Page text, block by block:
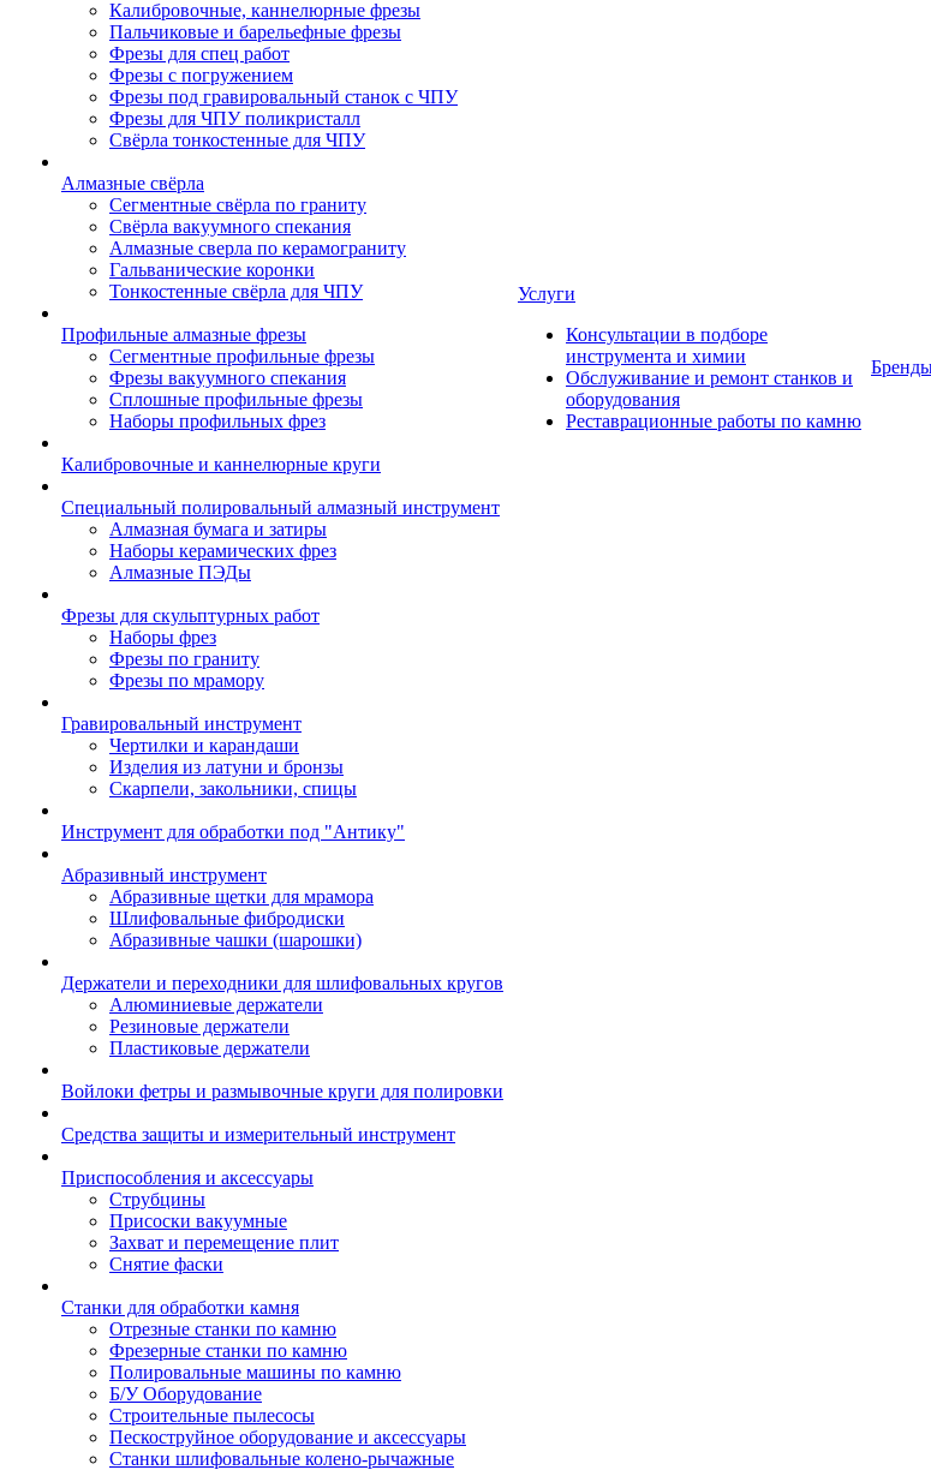
Калибровочные, каннелюрные фрезы
Пальчиковые и барельефные фрезы
Фрезы для спец работ
Фрезы с погружением
Фрезы под гравировальный станок с ЧПУ
Фрезы для ЧПУ поликристалл
Свёрла тонкостенные для ЧПУ
Алмазные свёрла
Сегментные свёрла по граниту
Свёрла вакуумного спекания
Алмазные сверла по керамограниту
Гальванические коронки
Тонкостенные свёрла для ЧПУ
Профильные алмазные фрезы
Сегментные профильные фрезы
Фрезы вакуумного спекания
Сплошные профильные фрезы
Наборы профильных фрез
Калибровочные и каннелюрные круги
Специальный полировальный алмазный инструмент
Алмазная бумага и затиры
Наборы керамических фрез
Алмазные ПЭДы
Фрезы для скульптурных работ
Наборы фрез
Фрезы по граниту
Фрезы по мрамору
Гравировальный инструмент
Чертилки и карандаши
Изделия из латуни и бронзы
Скарпели, закольники, спицы
Инструмент для обработки под "Антику"
Абразивный инструмент
Абразивные щетки для мрамора
Шлифовальные фибродиски
Абразивные чашки (шарошки)
Держатели и переходники для шлифовальных кругов
Алюминиевые держатели
Резиновые держатели
Пластиковые держатели
Войлоки фетры и размывочные круги для полировки
Средства защиты и измерительный инструмент
Приспособления и аксессуары
Струбцины
Присоски вакуумные
Захват и перемещение плит
Снятие фаски
Станки для обработки камня
Отрезные станки по камню
Фрезерные станки по камню
Полировальные машины по камню
Б/У Оборудование
Строительные пылесосы
Пескоструйное оборудование и аксессуары
Станки шлифовальные колено-рычажные
Услуги
Консультации в подборе
инструмента и химии
Обслуживание и ремонт станков и
оборудования
Реставрационные работы по камню